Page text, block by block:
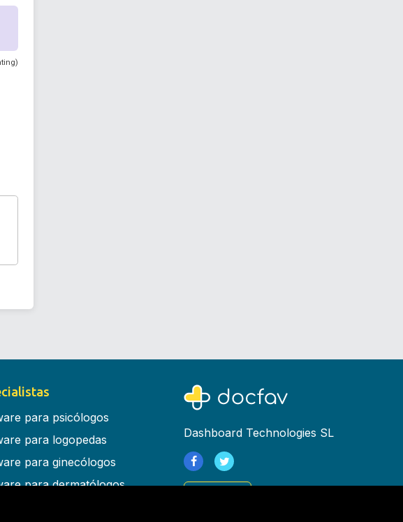
para psicólogos
para logopedas
para ginecólogos
para dermatólogos
Dashboard Technologies SL